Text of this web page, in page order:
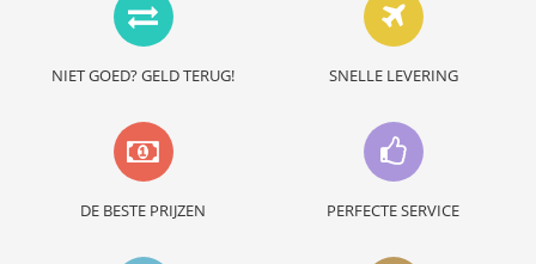
NIET GOED? GELD TERUG! SNELLE LEVERING
DE BESTE PRIJZEN PERFECTE SERVICE